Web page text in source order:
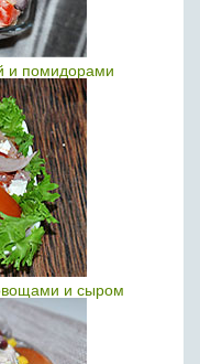
и помидорами
и сыром